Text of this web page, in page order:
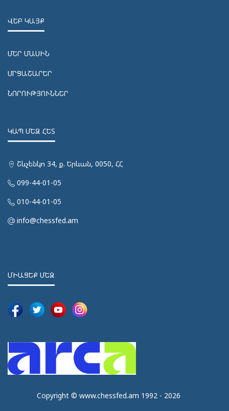
ՎԵԲ ԿԱՅՔ
ՄԵՐ ՄԱՍԻՆ
ՄՐՑԱՇԱՐԵՐ
ՆՈՐՈՒԹՅՈՒՆՆԵՐ
ԿԱՊ ՄԵԶ ՀԵՏ
Շևչենկո 34, ք. Երևան, 0050, ՀՀ
099-44-01-05
010-44-01-05
info@chessfed.am
ՄԻԱՑԵՔ ՄԵԶ
Copyright © www.chessfed.am 1992 - 2026